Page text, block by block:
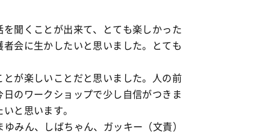
聞くことが出来て、とても楽しかった
会に生かしたいと思いました。とても
が楽しいことだと思いました。人の前
のワークショップで少し自信がつきま
と思います。
みん、しばちゃん、ガッキー（文責）